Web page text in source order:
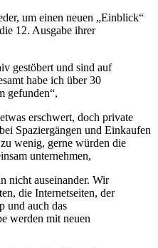
um einen neuen „Einblick“
12. Ausgabe ihrer
gestöbert und sind auf
habe ich über 30
gefunden“,
erschwert, doch private
Spaziergängen und Einkaufen
wenig, gerne würden die
unternehmen,
nicht auseinander. Wir
die Internetseiten, der
und auch das
werden mit neuen